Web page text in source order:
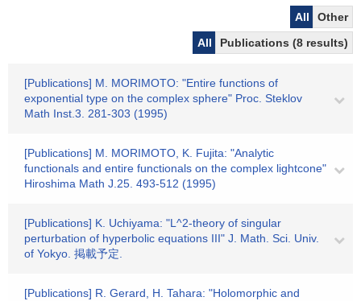
All
Other
All
Publications (8 results)
[Publications] M. MORIMOTO: "Entire functions of
exponential type on the complex sphere" Proc. Steklov
Math Inst.3. 281-303 (1995)
[Publications] M. MORIMOTO, K. Fujita: "Analytic
functionals and entire functionals on the complex lightcone"
Hiroshima Math J.25. 493-512 (1995)
[Publications] K. Uchiyama: "L^2-theory of singular
perturbation of hyperbolic equations III" J. Math. Sci. Univ.
of Yokyo. 掲載予定.
[Publications] R. Gerard, H. Tahara: "Holomorphic and